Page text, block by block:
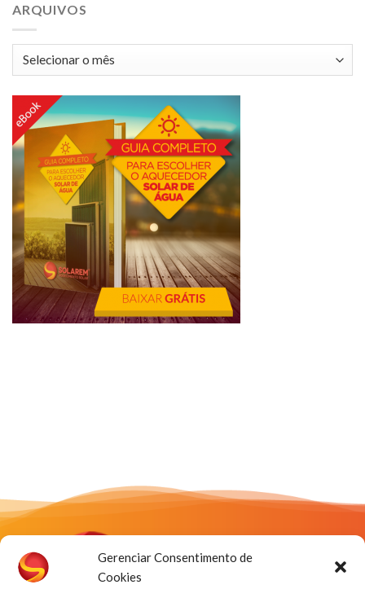
Gerenciar Consentimento de
Cookies
ARQUIVOS
Arquivos